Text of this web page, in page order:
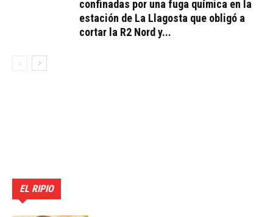
confinadas por una fuga química en la
estación de La Llagosta que obligó a
cortar la R2 Nord y...
EL RIPIO